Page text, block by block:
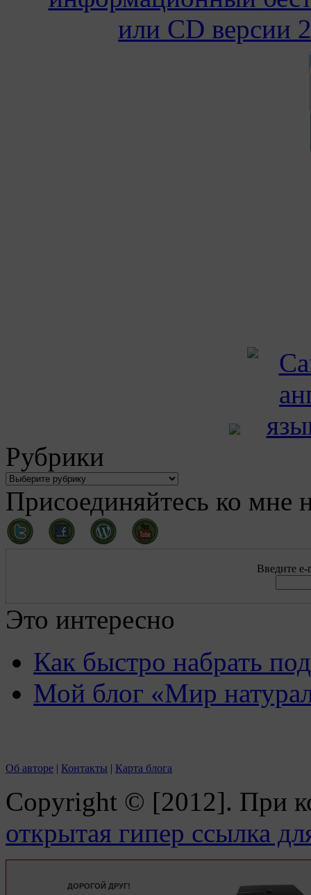
Рубрики
Присоединяйтесь ко мне
Введите e-
Это интересно
Как быстро набрать
Мой блог «Мир
Об авторе | Контакты | Карта блога
Copyright © [2012]. При
открытая гипер ссылка
ДОРОГОЙ ДРУГ!